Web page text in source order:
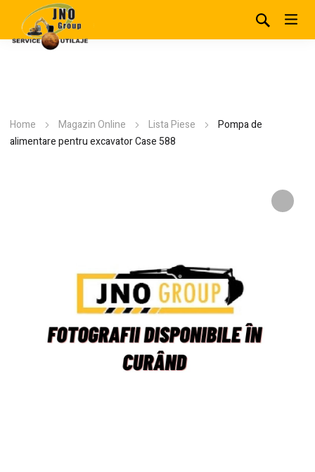
Home Magazin Online Lista Piese
Pompa de
alimentare pentru excavator Case 588